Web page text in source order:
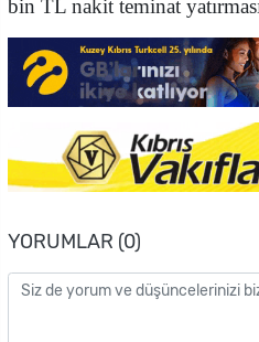
bin TL nakit teminat
YORUMLAR (0)